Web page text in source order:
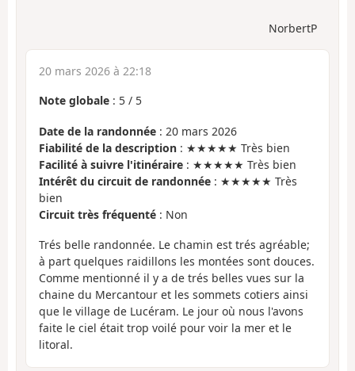
NorbertP
20 mars 2026 à 22:18
Note globale : 5 / 5
Date de la randonnée : 20 mars 2026
Fiabilité de la description : ★★★★★ Très bien
Facilité à suivre l'itinéraire : ★★★★★ Très bien
Intérêt du circuit de randonnée : ★★★★★ Très
bien
Circuit très fréquenté : Non
Trés belle randonnée. Le chamin est trés agréable;
à part quelques raidillons les montées sont douces.
Comme mentionné il y a de trés belles vues sur la
chaine du Mercantour et les sommets cotiers ainsi
que le village de Lucéram. Le jour où nous l'avons
faite le ciel était trop voilé pour voir la mer et le
litoral.